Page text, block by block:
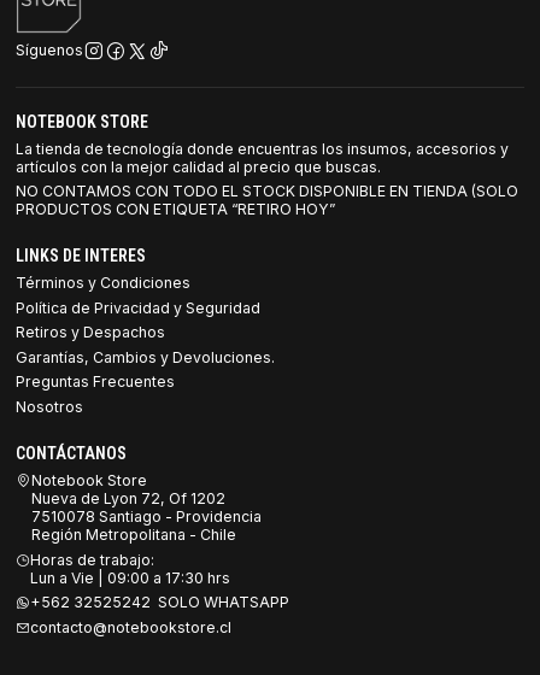
Síguenos
NOTEBOOK STORE
La tienda de tecnología donde encuentras los insumos, accesorios y
artículos con la mejor calidad al precio que buscas.
NO CONTAMOS CON TODO EL STOCK DISPONIBLE EN TIENDA (SOLO
PRODUCTOS CON ETIQUETA “RETIRO HOY”
LINKS DE INTERES
Términos y Condiciones
Política de Privacidad y Seguridad
Retiros y Despachos
Garantías, Cambios y Devoluciones.
Preguntas Frecuentes
Nosotros
CONTÁCTANOS
Notebook Store
Nueva de Lyon 72, Of 1202
7510078 Santiago - Providencia
Región Metropolitana - Chile
Horas de trabajo:
Lun a Vie | 09:00 a 17:30 hrs
+562 32525242 SOLO WHATSAPP
contacto@notebookstore.cl